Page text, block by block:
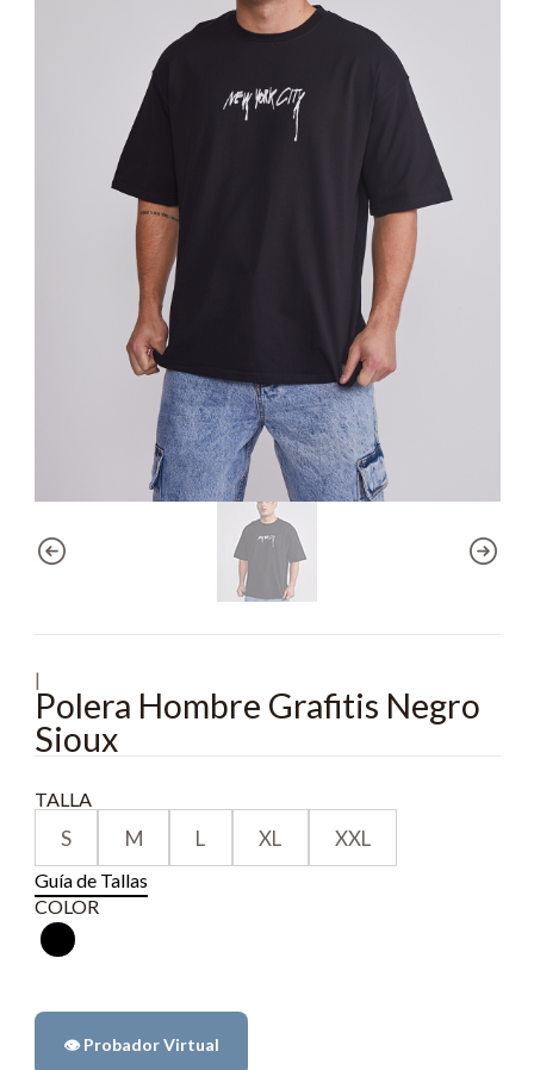
|
Polera Hombre Grafitis Negro
Sioux
TALLA
S M L XL XXL
Guía de Tallas
COLOR
👁️ Probador Virtual